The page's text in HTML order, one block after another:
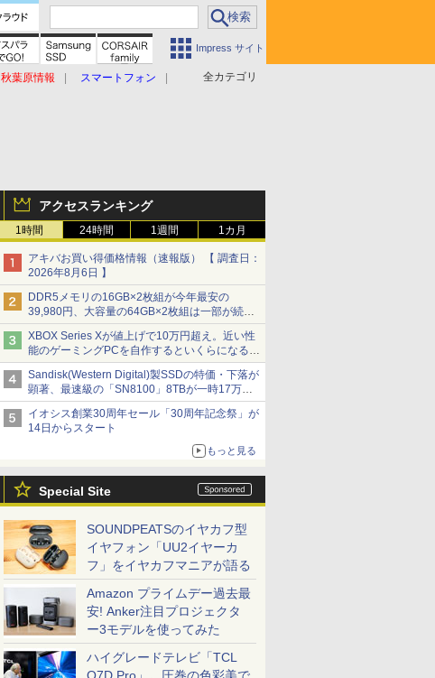
Impress サイト
全カテゴリ
秋葉原情報
スマートフォン
アクセスランキング
1時間 24時間 1週間 1カ月
アキバお買い得価格情報（速報版） 【 調査日：
2026年8月6日 】
DDR5メモリの16GB×2枚組が今年最安の
39,980円、大容量の64GB×2枚組は一部が続騰
[8月前半のメモリ価格]
XBOX Series Xが値上げで10万円超え。近い性
能のゲーミングPCを自作するといくらになる？
【石田賀津男の『酒の肴にPCゲーム』】
Sandisk(Western Digital)製SSDの特価・下落が
顕著、最速級の「SN8100」8TBが一時17万円
割れ [8月前半のSSD価格]
イオシス創業30周年セール「30周年記念祭」が
14日からスタート
もっと見る
Special Site
SOUNDPEATSのイヤカフ型
イヤフォン「UU2イヤーカ
フ」をイヤカフマニアが語る
Amazon プライムデー過去最
安! Anker注目プロジェクタ
ー3モデルを使ってみた
ハイグレードテレビ「TCL